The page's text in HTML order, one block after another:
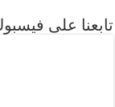
تابعنا على